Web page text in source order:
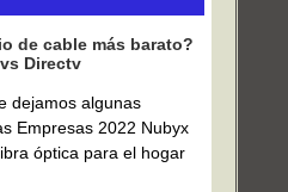
de cable más barato?
Directv
dejamos algunas
Empresas 2022 Nubyx
óptica para el hogar